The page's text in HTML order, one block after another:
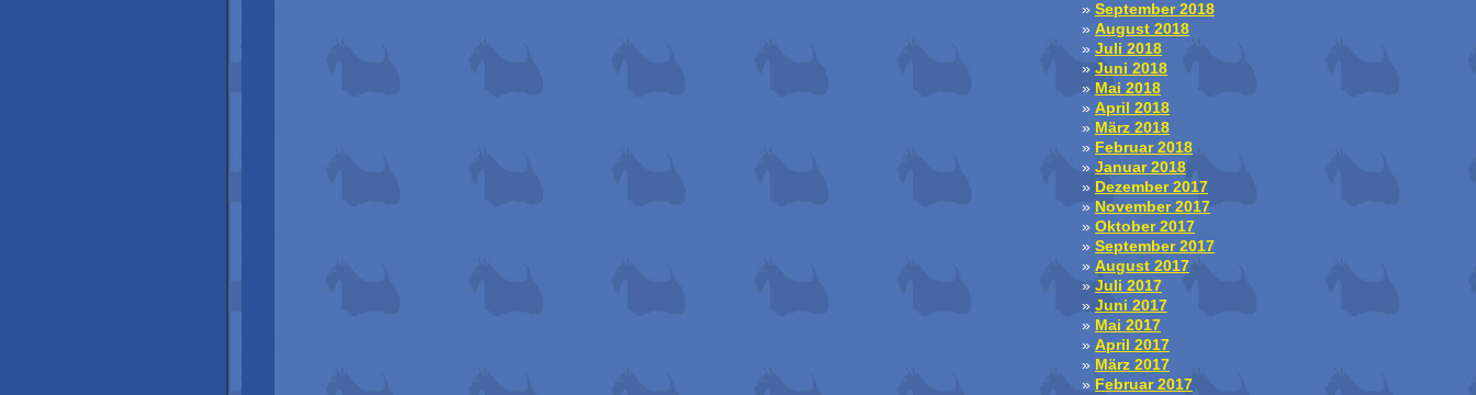
September 2018
August 2018
Juli 2018
Juni 2018
Mai 2018
April 2018
März 2018
Februar 2018
Januar 2018
Dezember 2017
November 2017
Oktober 2017
September 2017
August 2017
Juli 2017
Juni 2017
Mai 2017
April 2017
März 2017
Februar 2017